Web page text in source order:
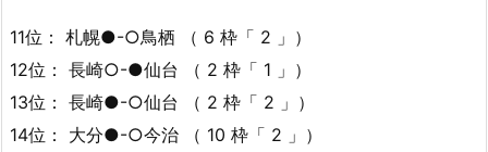
11位： 札幌●-○鳥栖 （ 6 枠「 2 」）
12位： 長崎○-●仙台 （ 2 枠「 1 」）
13位： 長崎●-○仙台 （ 2 枠「 2 」）
14位： 大分●-○今治 （ 10 枠「 2 」）